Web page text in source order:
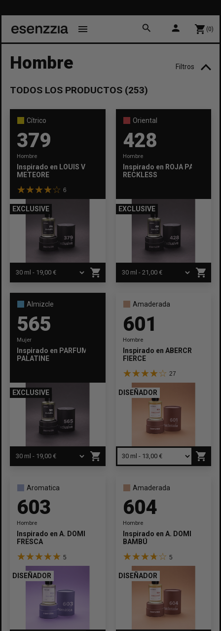
menu search person shopping_cart (0)
Hombre Filtros
TEMPORADA
FUERZA
Intenso
Almizcle Amaderada Aromatica Chipre
Oriental
Adolescentes +20 +30 +40 +50 +60
APLICAR FILTROS
TODOS LOS PRODUCTOS (253)
Cítrico
379
Hombre
Inspirado en LOUIS VUITTON
METEORE
6
EXCLUSIVE
shopping_cart
Oriental
428
Hombre
Inspirado en ROJA PARFUMS
RECKLESS
EXCLUSIVE
shopping_cart
Almizcle
565
Mujer
Inspirado en PARFUMS DE MARLY
PALATINE
EXCLUSIVE
shopping_cart
Amaderada
601
Hombre
Inspirado en ABERCROMBIE
FIERCE
27
DISEÑADOR
shopping_cart
Aromatica
603
Hombre
Inspirado en A. DOMINGUEZ AGUA
FRESCA
5
DISEÑADOR
Amaderada
604
Hombre
Inspirado en A. DOMINGUEZ
BAMBÚ
5
DISEÑADOR